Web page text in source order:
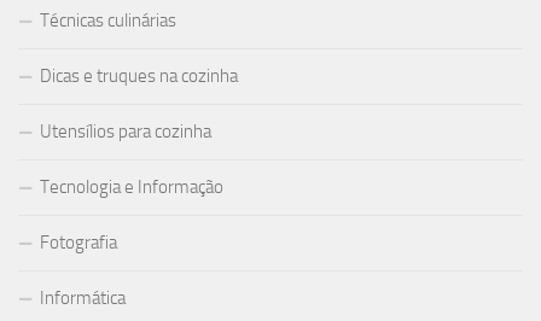
Técnicas culinárias
Dicas e truques na cozinha
Utensílios para cozinha
Tecnologia e Informação
Fotografia
Informática